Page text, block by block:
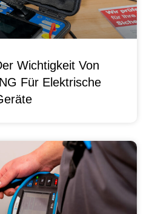
Wichtigkeit Von
Für Elektrische